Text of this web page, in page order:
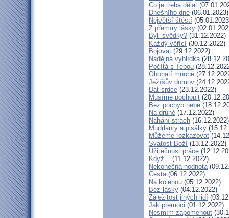
Co je třeba dělat
Dnešního dne (06.01.2023)
Největší štěstí
Z přemíry lásky
Byli svědky? (31.12.2022)
Každý věřící (30.12.2022)
Bojovat (29.12.2022)
Nadějná vyhlídka
Počítá s Tebou
Obohatí mnohé
Ježíšův domov
Dát srdce (23.12.2022)
Musíme pochopit
Bez pochyb nebe
Na druhé (17.12.2022)
Nahání strach (16.12.2022)
Mudrlanty a pisálky
Můžeme rozkazovat
Svatost Boží (13.12.2022)
Užitečnost práce
Když... (11.12.2022)
Nekonečná hodnota
Cesta(06.12.2022)
Na kolenou (05.12.2022)
Bez lásky (04.12.2022)
Záležitost jiných lidí
Jak přemoci (01.12.2022)
Nesmím zapomenout